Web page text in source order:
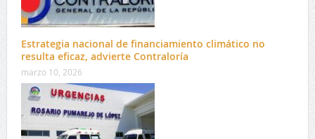
Estrategia nacional de financiamiento climático no
resulta eficaz, advierte Contraloría
marzo 10, 2026